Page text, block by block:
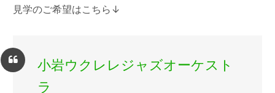
見学のご希望はこちら↓
小岩ウクレレジャズオーケスト
ラ